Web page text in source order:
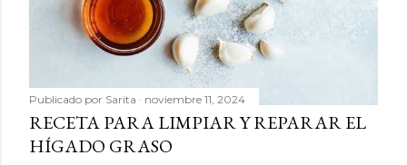
Publicado por Sarita noviembre 11, 2024
RECETA PARA LIMPIAR Y REPARAR EL
HÍGADO GRASO